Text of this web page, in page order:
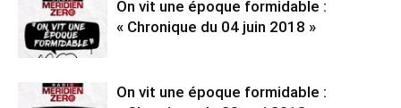
On vit une époque formidable :
« Chronique du 04 juin 2018 »
On vit une époque formidable :